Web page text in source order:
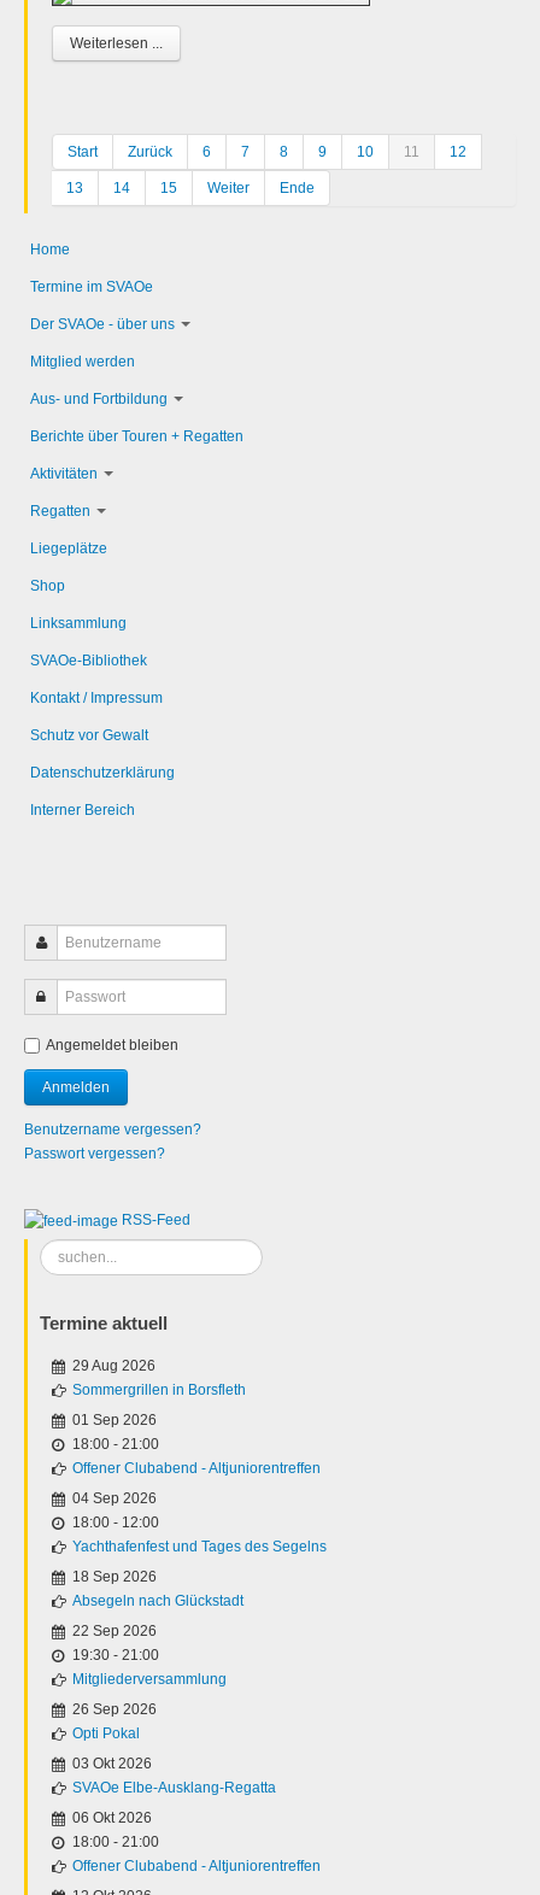
Weiterlesen ...
Start Zurück 6 7 8 9 10 11 12
13 14 15 Weiter Ende
Home
Termine im SVAOe
Der SVAOe - über uns
Mitglied werden
Aus- und Fortbildung
Berichte über Touren + Regatten
Aktivitäten
Regatten
Liegeplätze
Shop
Linksammlung
SVAOe-Bibliothek
Kontakt / Impressum
Schutz vor Gewalt
Datenschutzerklärung
Interner Bereich
Angemeldet bleiben
Benutzername vergessen?
Passwort vergessen?
RSS-Feed
Suchen
...
Termine aktuell
29 Aug 2026
Sommergrillen in Borsfleth
01 Sep 2026
18:00 - 21:00
Offener Clubabend - Altjuniorentreffen
04 Sep 2026
18:00 - 12:00
Yachthafenfest und Tages des Segelns
18 Sep 2026
Absegeln nach Glückstadt
22 Sep 2026
19:30 - 21:00
Mitgliederversammlung
26 Sep 2026
Opti Pokal
03 Okt 2026
SVAOe Elbe-Ausklang-Regatta
06 Okt 2026
18:00 - 21:00
Offener Clubabend - Altjuniorentreffen